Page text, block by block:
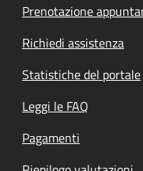
Prenotazione
Richiedi assistenza
Statistiche del portale
Leggi le FAQ
Pagamenti